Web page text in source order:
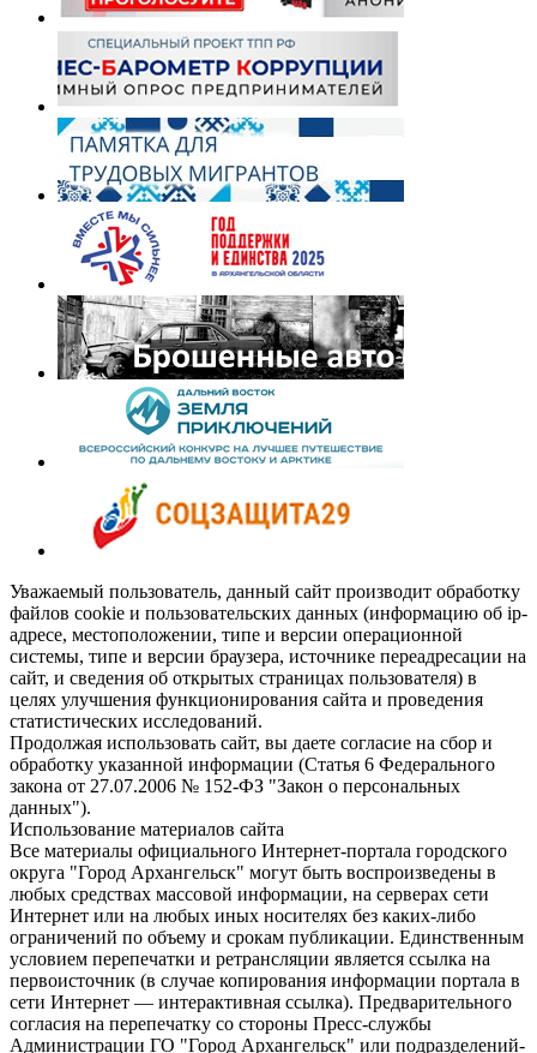
Уважаемый пользователь, данный сайт производит обработку
файлов cookie и пользовательских данных (информацию об ip-
адресе, местоположении, типе и версии операционной
системы, типе и версии браузера, источнике переадресации на
сайт, и сведения об открытых страницах пользователя) в
целях улучшения функционирования сайта и проведения
статистических исследований.
Продолжая использовать сайт, вы даете согласие на сбор и
обработку указанной информации (Статья 6 Федерального
закона от 27.07.2006 № 152-ФЗ "Закон о персональных
данных").
Использование материалов сайта
Все материалы официального Интернет-портала городского
округа "Город Архангельск" могут быть воспроизведены в
любых средствах массовой информации, на серверах сети
Интернет или на любых иных носителях без каких-либо
ограничений по объему и срокам публикации. Единственным
условием перепечатки и ретрансляции является ссылка на
первоисточник (в случае копирования информации портала в
сети Интернет — интерактивная ссылка). Предварительного
согласия на перепечатку со стороны Пресс-службы
Администрации ГО "Город Архангельск" или подразделений-